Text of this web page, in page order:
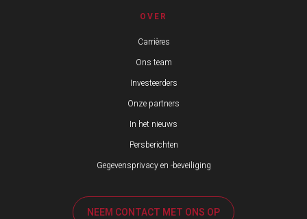
OVER
Carrières
Ons team
Investeerders
Onze partners
In het nieuws
Persberichten
Gegevensprivacy en -beveiliging
NEEM CONTACT MET ONS OP